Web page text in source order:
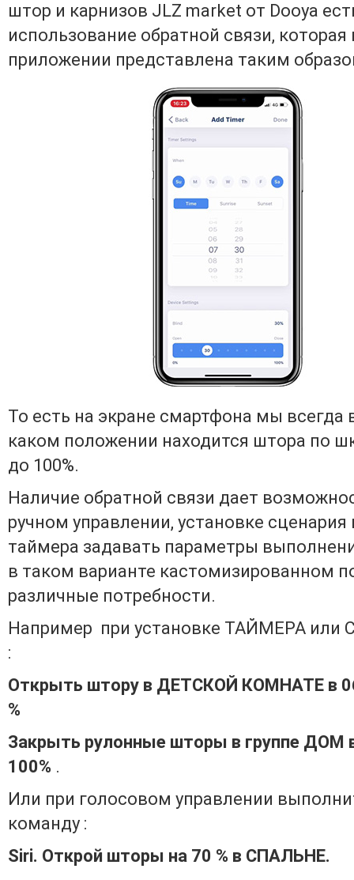
штор и карнизов JLZ market от Dooya
использование обратной связи, которая
приложении представлена таким
То есть на экране смартфона мы всегда
каком положении находится штора по
до 100%.
Наличие обратной связи дает
ручном управлении, установке сценария
таймера задавать параметры
в таком варианте кастомизированном
различные потребности.
Например при установке ТАЙМЕРА или
:
Открыть штору в ДЕТСКОЙ КОМНАТЕ в
%
Закрыть рулонные шторы в группе ДОМ
100% .
Или при голосовом управлении
команду :
Siri. Открой шторы на 70 % в СПАЛЬНЕ.